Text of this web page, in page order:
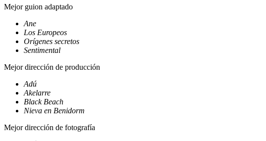
Mejor guion adaptado
Ane
Los Europeos
Orígenes secretos
Sentimental
Mejor dirección de producción
Adú
Akelarre
Black Beach
Nieva en Benidorm
Mejor dirección de fotografía